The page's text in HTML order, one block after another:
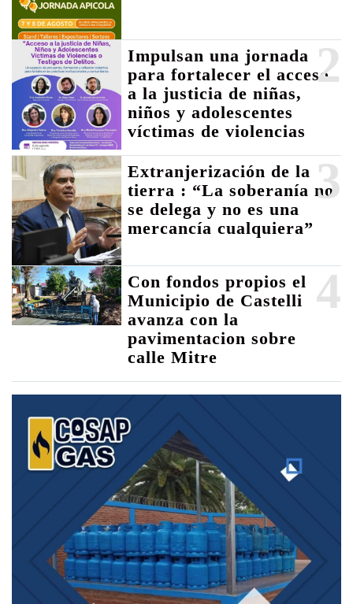
2
Impulsan una jornada
para fortalecer el acceso
a la justicia de niñas,
niños y adolescentes
víctimas de violencias
3
Extranjerización de la
tierra : “La soberanía no
se delega y no es una
mercancía cualquiera”
4
Con fondos propios el
Municipio de Castelli
avanza con la
pavimentacion sobre
calle Mitre